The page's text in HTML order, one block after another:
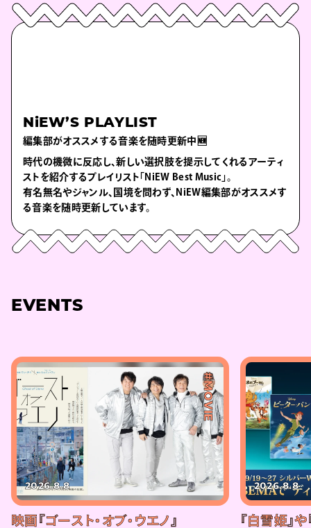
NiEW’S PLAYLIST
編集部がオススメする音楽を随時更新中🆕
時代の機微に反応し、新しい選択肢を提示してくれるアーティ
ストを紹介するプレイリスト「NiEW Best Music」。
有名無名やジャンル、国境を問わず、NiEW編集部がオススメす
る音楽を随時更新しています。
EVENTS
#MOVIE
2026.8.8
映画『ゴースト・オブ・ウエノ』
2026.8.8
『白雪姫』